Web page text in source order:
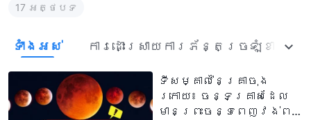
17 អត្ថបទ
ទាំង​អស់ ការដោះស្រាយការភ័ន្តច្រឡំខាង
ទីសម្គាល់នៃគ្រាចុង
ក្រោយ៖ ចន្ទគ្រាសដែល
មានព្រះចន្ទពេញវង់ពណ៍